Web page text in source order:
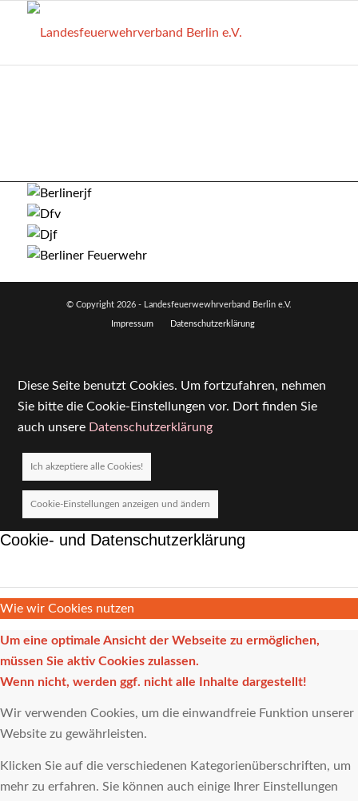
© Copyright 2026 - Landesfeuerwewhrverband Berlin e.V.
Impressum Datenschutzerklärung
Diese Seite benutzt Cookies. Um fortzufahren, nehmen
Sie bitte die Cookie-Einstellungen vor. Dort finden Sie
auch unsere Datenschutzerklärung
Ich akzeptiere alle Cookies!
Cookie-Einstellungen anzeigen und ändern
Cookie- und Datenschutzerklärung
Wie wir Cookies nutzen
Um eine optimale Ansicht der Webseite zu ermöglichen,
müssen Sie aktiv Cookies zulassen.
Wenn nicht, werden ggf. nicht alle Inhalte dargestellt!
Wir verwenden Cookies, um die einwandfreie Funktion unserer
Website zu gewährleisten.
Klicken Sie auf die verschiedenen Kategorienüberschriften, um
mehr zu erfahren. Sie können auch einige Ihrer Einstellungen